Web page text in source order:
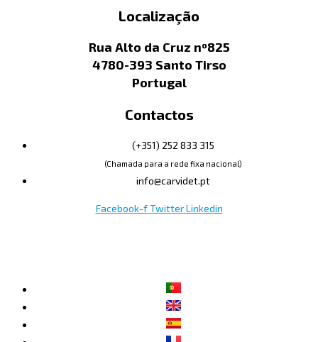
Localização
Rua Alto da Cruz nº825
4780-393 Santo Tirso
Portugal
Contactos
(+351) 252 833 315
(Chamada para a rede fixa nacional)
info@carvidet.pt
Facebook-f Twitter Linkedin